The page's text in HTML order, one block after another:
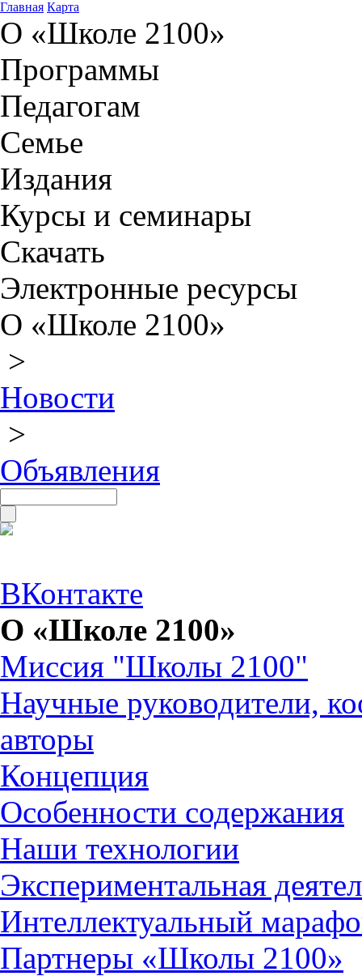
Главная Карта
О «Школе 2100»
Программы
Педагогам
Семье
Издания
Курсы и семинары
Скачать
Электронные ресурсы
О «Школе 2100»
>
Новости
>
Объявления
ВКонтакте
О «Школе 2100»
Миссия "Школы 2100"
Научные руководители,
авторы
Концепция
Особенности содержания
Наши технологии
Экспериментальная
Интеллектуальный
Партнеры «Школы 2100»